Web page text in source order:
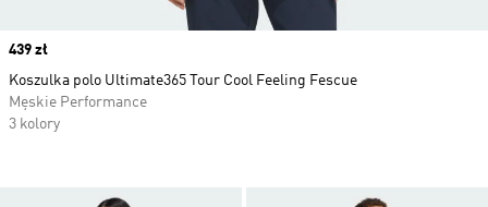
Price
439 zł
Koszulka polo Ultimate365 Tour Cool Feeling Fescue
Męskie Performance
3 kolory